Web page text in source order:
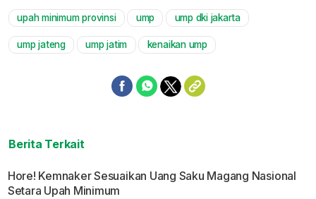
upah minimum provinsi ump ump dki jakarta
ump jateng ump jatim kenaikan ump
Berita Terkait
Hore! Kemnaker Sesuaikan Uang Saku Magang Nasional
Setara Upah Minimum